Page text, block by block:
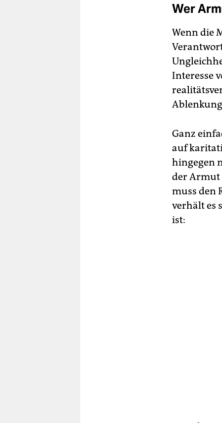
Wer
Wenn die
Interesse
Ganz
auf
hingegen
der Armut
muss den
verhält es
ist: